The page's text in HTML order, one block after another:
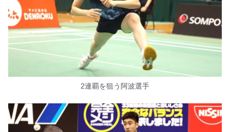
2連覇を狙う阿波選手